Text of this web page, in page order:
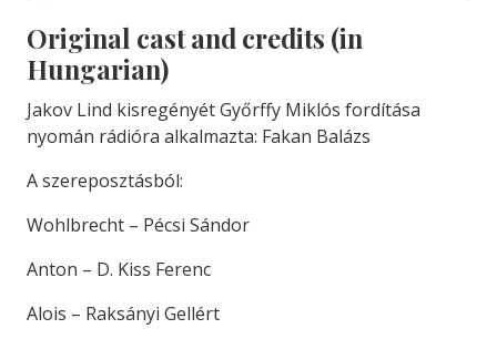
Original cast and credits (in
Hungarian)
Jakov Lind kisregényét Győrffy Miklós fordítása
nyomán rádióra alkalmazta: Fakan Balázs
A szereposztásból:
Wohlbrecht – Pécsi Sándor
Anton – D. Kiss Ferenc
Alois – Raksányi Gellért